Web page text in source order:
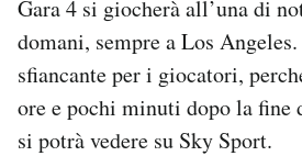
Gara 4 si giocherà all’una di
domani, sempre a Los Angeles.
sfiancante per i giocatori,
ore e pochi minuti dopo la fine
si potrà vedere su Sky Sport.